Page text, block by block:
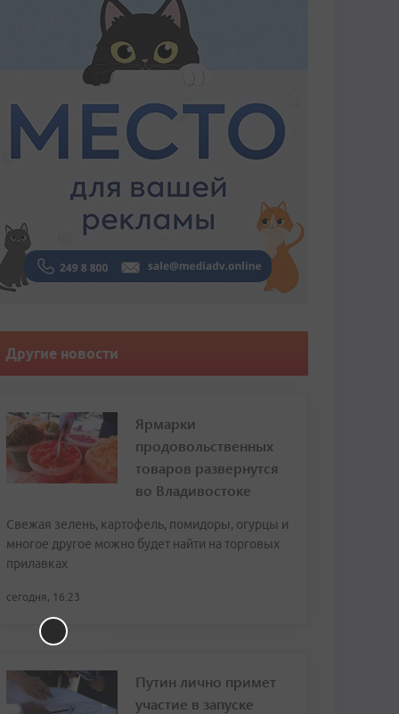
Другие новости
Ярмарки
продовольственных
товаров развернутся
во Владивостоке
Свежая зелень, картофель, помидоры, огурцы и
многое другое можно будет найти на торговых
прилавках
сегодня, 16:23
Путин лично примет
участие в запуске